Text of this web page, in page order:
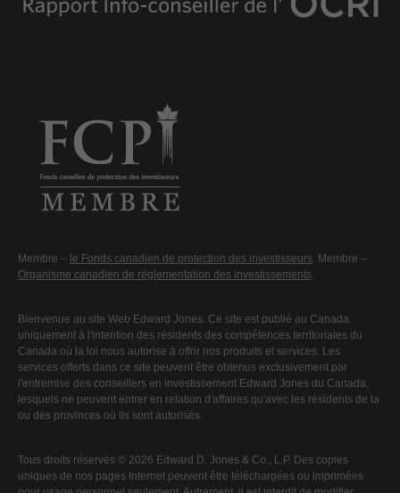
Membre – le Fonds canadien de protection des investisseurs . Membre –
Organisme canadien de réglementation des investissements
Bienvenue au site Web Edward Jones. Ce site est publié au Canada
uniquement à l'intention des résidents des compétences territoriales du
Canada où la loi nous autorise à offrir nos produits et services. Les
services offerts dans ce site peuvent être obtenus exclusivement par
l'entremise des conseillers en investissement Edward Jones du Canada,
lesquels ne peuvent entrer en relation d'affaires qu'avec les résidents de la
ou des provinces où ils sont autorisés.
Tous droits réservés © 2026 Edward D. Jones & Co., L.P. Des copies
uniques de nos pages Internet peuvent être téléchargées ou imprimées